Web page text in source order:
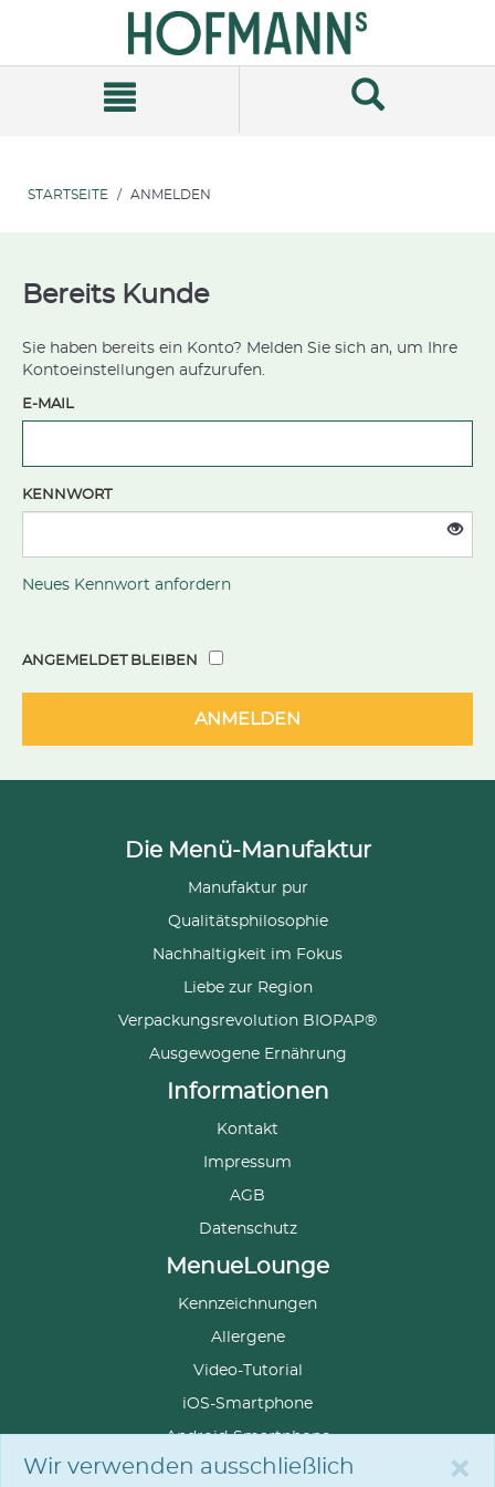
Navigationsmenü
×
Wir verwenden ausschließlich
STARTSEITE ANMELDEN
Bereits Kunde
Sie haben bereits ein Konto? Melden Sie sich an, um Ihre
Kontoeinstellungen aufzurufen.
E-MAIL
KENNWORT
Neues Kennwort anfordern
ANGEMELDET BLEIBEN
ANMELDEN
Die Menü-Manufaktur
Manufaktur pur
Qualitätsphilosophie
Nachhaltigkeit im Fokus
Liebe zur Region
Verpackungsrevolution BIOPAP®
Ausgewogene Ernährung
Informationen
Kontakt
Impressum
AGB
Datenschutz
MenueLounge
Kennzeichnungen
Allergene
Video-Tutorial
iOS-Smartphone
Android-Smartphone